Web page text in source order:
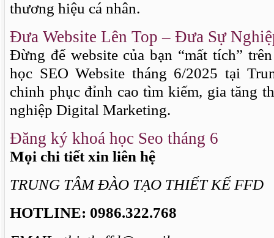
thương hiệu cá nhân.
Đưa Website Lên Top – Đưa Sự
Đừng để website của bạn “mất tích”
học SEO Website tháng 6/2025 tại
chinh phục đỉnh cao tìm kiếm, gia tăng
nghiệp Digital Marketing.
Đăng ký khoá học Seo tháng 6
Mọi chi tiết xin liên hệ
TRUNG TÂM ĐÀO TẠO THIẾT KẾ FFD
HOTLINE: 0986.322.768